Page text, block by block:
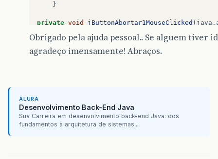
}
private void jButtonAbortar1MouseClicked ( java .
// TODO add your handling code
exec.cancel(true);
jButtonAbortar1.setVisible
new
VygerGUI
}
});
// algumas declarações de componentes da GUI
Obrigado pela ajuda pessoal.. Se alguem tiver
agradeço imensamente! Abraços.
ALURA
Desenvolvimento Back-End Java
Sua Carreira em desenvolvimento back-end Java: dos
fundamentos à arquitetura de sistemas...